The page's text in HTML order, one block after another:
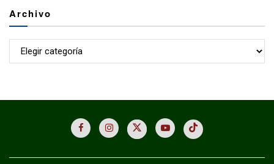
Archivo
Archivo